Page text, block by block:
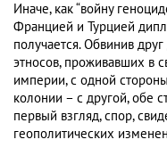
Иначе, как “войну
Францией и Турцией
получается. Обвинив
этносов, проживавших в
империи, с одной
колонии – с другой, обе
первый взгляд, спор,
геополитических